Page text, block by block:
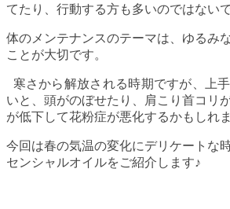
てたり、行動する方も多いのではない
体のメンテナンスのテーマは、ゆるみ
ことが大切です。
寒さから解放される時期ですが、上
いと、頭がのぼせたり、肩こり首コリ
が低下して花粉症が悪化するかもしれま
今回は春の気温の変化にデリケートな
センシャルオイルをご紹介します♪